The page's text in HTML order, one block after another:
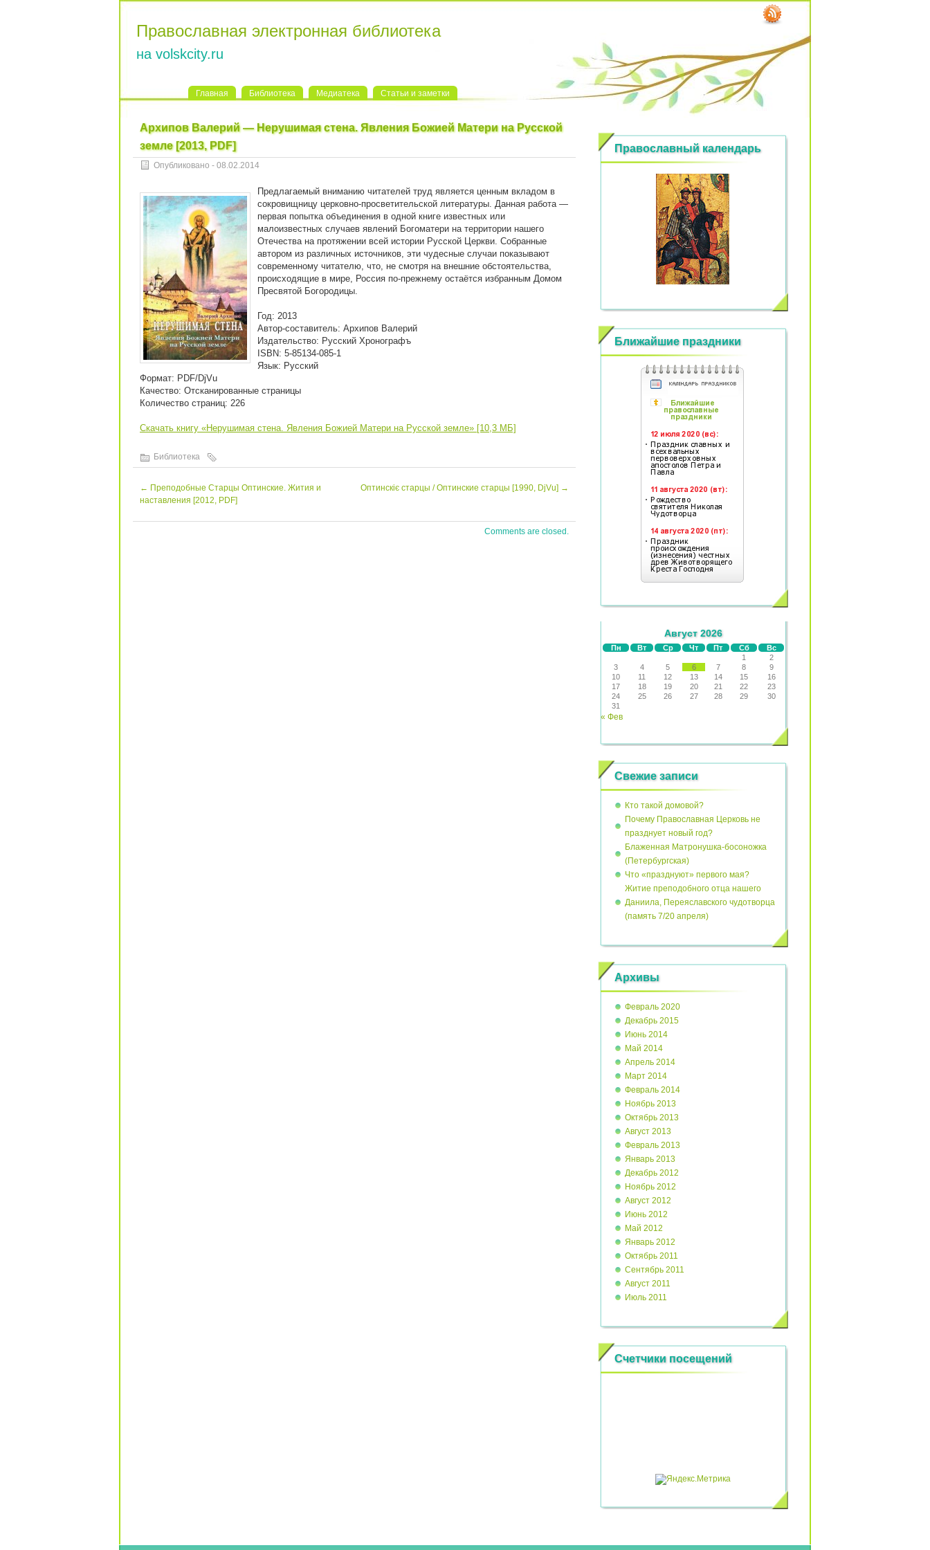
Православная электронная библиотека
на volskcity.ru
Главная Библиотека Медиатека Статьи и заметки
Архипов Валерий — Нерушимая стена. Явления Божией Матери на Русской
земле [2013, PDF]
Опубликовано - 08.02.2014
Предлагаемый вниманию читателей труд является ценным вкладом в
сокровищницу церковно-просветительской литературы. Данная работа —
первая попытка объединения в одной книге известных или
малоизвестных случаев явлений Богоматери на территории нашего
Отечества на протяжении всей истории Русской Церкви. Собранные
автором из различных источников, эти чудесные случаи показывают
современному читателю, что, не смотря на внешние обстоятельства,
происходящие в мире, Россия по-прежнему остаётся избранным Домом
Пресвятой Богородицы.
Год: 2013
Автор-составитель: Архипов Валерий
Издательство: Русский Хронографъ
ISBN: 5-85134-085-1
Язык: Русский
Формат: PDF/DjVu
Качество: Отсканированные страницы
Количество страниц: 226
Скачать книгу «Нерушимая стена. Явления Божией Матери на Русской земле» [10,3 МБ]
Библиотека
← Преподобные Старцы Оптинские. Жития и
наставления [2012, PDF]
Оптинскіє старцы / Оптинские старцы [1990, DjVu] →
Comments are closed.
Православный календарь
Ближайшие праздники
Август 2026
Пн Вт Ср Чт Пт Сб
Вс
1
2
3
4 5 6 7 8
9
10
11 12 13 14 15
16
17
18 19 20 21 22
23
24
25 26 27 28 29
30
31
« Фев
Свежие записи
Кто такой домовой?
Почему Православная Церковь не
празднует новый год?
Блаженная Матронушка-босоножка
(Петербургская)
Что «празднуют» первого мая?
Житие преподобного отца нашего
Даниила, Переяславского чудотворца
(память 7/20 апреля)
Архивы
Февраль 2020
Декабрь 2015
Июнь 2014
Май 2014
Апрель 2014
Март 2014
Февраль 2014
Ноябрь 2013
Октябрь 2013
Август 2013
Февраль 2013
Январь 2013
Декабрь 2012
Ноябрь 2012
Август 2012
Июнь 2012
Май 2012
Январь 2012
Октябрь 2011
Сентябрь 2011
Август 2011
Июль 2011
Счетчики посещений